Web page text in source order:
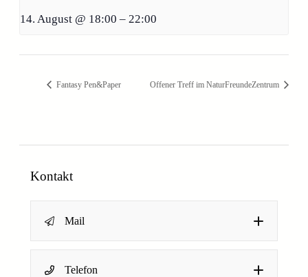
14. August @ 18:00 – 22:00
Fantasy Pen&Paper Offener Treff im NaturFreundeZentrum
Kontakt
Mail
Telefon